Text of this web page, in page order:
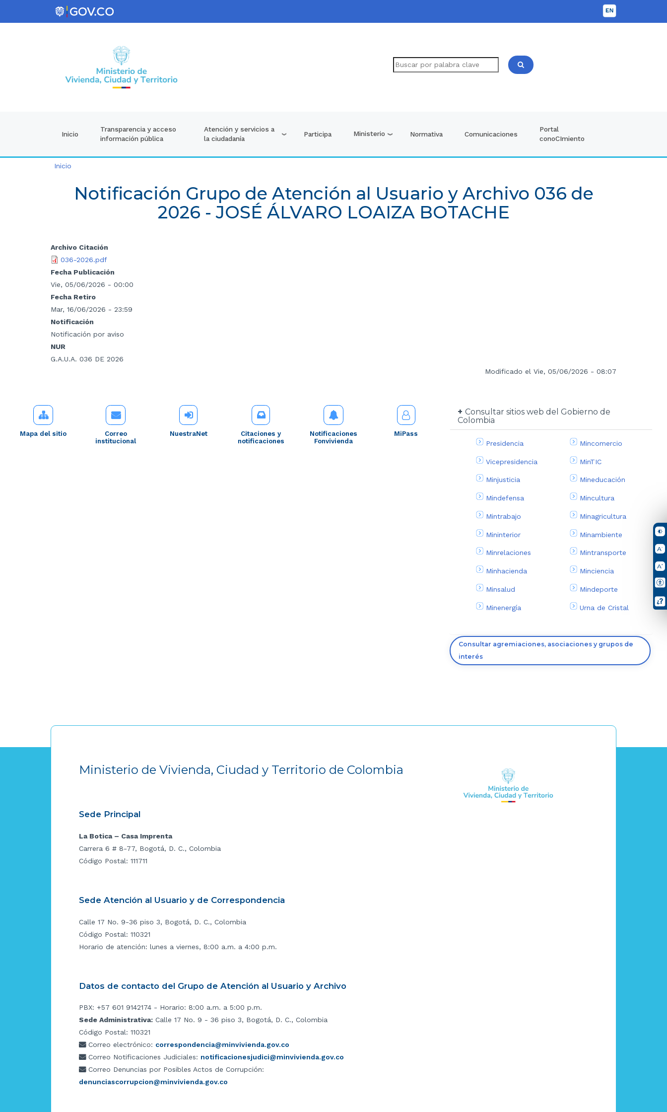
Inicio
Transparencia y acceso
información pública
Atención y servicios a
la ciudadanía
Participa Ministerio Normativa Comunicaciones
Portal
conoCImiento
Inicio
Notificación Grupo de Atención al Usuario y Archivo 036 de
2026 - JOSÉ ÁLVARO LOAIZA BOTACHE
Archivo Citación
036-2026.pdf
Fecha Publicación
Vie, 05/06/2026 - 00:00
Fecha Retiro
Mar, 16/06/2026 - 23:59
Notificación
Notificación por aviso
NUR
G.A.U.A. 036 DE 2026
Modificado el Vie, 05/06/2026 - 08:07
Mapa del sitio
Correo
institucional
NuestraNet
Citaciones y
notificaciones
Notificaciones
Fonvivienda
MiPass
Consultar sitios web del Gobierno de
Colombia
Presidencia
Vicepresidencia
Minjusticia
Mindefensa
Mintrabajo
Mininterior
Minrelaciones
Minhacienda
Minsalud
Minenergía
Mincomercio
MinTIC
Mineducación
Mincultura
Minagricultura
Minambiente
Mintransporte
Minciencia
Mindeporte
Urna de Cristal
Consultar agremiaciones, asociaciones y grupos de
interés
Ministerio de Vivienda, Ciudad y Territorio de Colombia
Sede Principal
La Botica – Casa Imprenta
Carrera 6 # 8-77, Bogotá, D. C., Colombia
Código Postal: 111711
Sede Atención al Usuario y de Correspondencia
Calle 17 No. 9-36 piso 3, Bogotá, D. C., Colombia
Código Postal: 110321
Horario de atención: lunes a viernes, 8:00 a.m. a 4:00 p.m.
Datos de contacto del Grupo de Atención al Usuario y Archivo
PBX: +57 601 9142174 - Horario: 8:00 a.m. a 5:00 p.m.
Sede Administrativa: Calle 17 No. 9 - 36 piso 3, Bogotá, D. C., Colombia
Código Postal: 110321
Correo electrónico: correspondencia@minvivienda.gov.co
Correo Notificaciones Judiciales: notificacionesjudici@minvivienda.gov.co
Correo Denuncias por Posibles Actos de Corrupción:
denunciascorrupcion@minvivienda.gov.co